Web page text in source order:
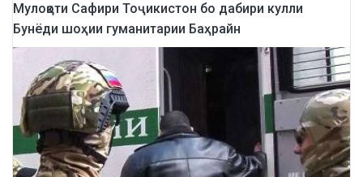
Мулоқоти Сафири Тоҷикистон бо дабири кулли
Бунёди шоҳии гуманитарии Баҳрайн